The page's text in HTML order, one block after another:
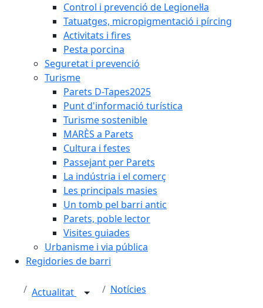
Control i prevenció de Legionel·la
Tatuatges, micropigmentació i pírcing
Activitats i fires
Pesta porcina
Seguretat i prevenció
Turisme
Parets D-Tapes2025
Punt d'informació turística
Turisme sostenible
MARÈS a Parets
Cultura i festes
Passejant per Parets
La indústria i el comerç
Les principals masies
Un tomb pel barri antic
Parets, poble lector
Visites guiades
Urbanisme i via pública
Regidories de barri
Actualitat Notícies